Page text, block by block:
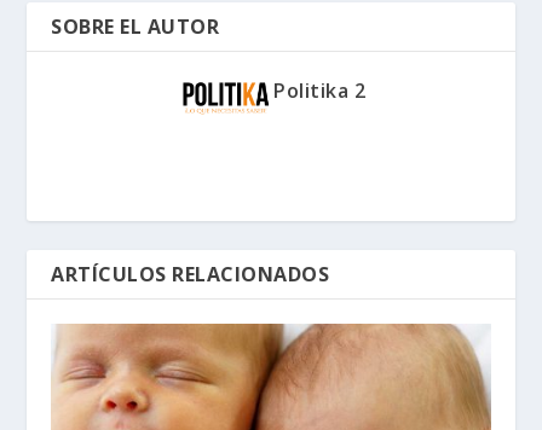
SOBRE EL AUTOR
Politika 2
ARTÍCULOS RELACIONADOS